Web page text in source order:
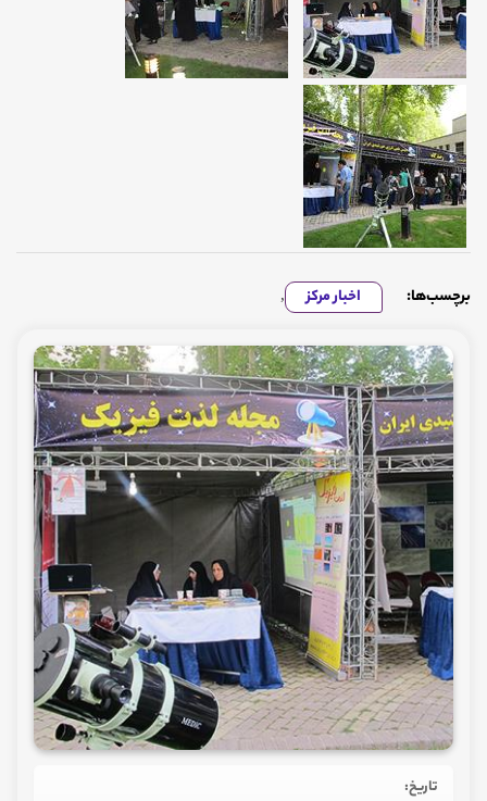
برچسب‌ها: اخبار مرکز ,
تاریخ: